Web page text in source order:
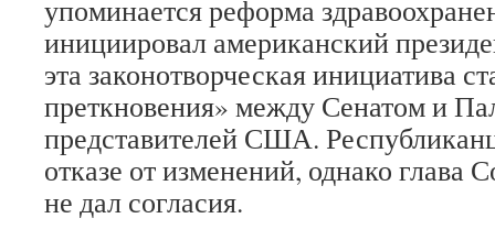
упоминается реформа
инициировал американский
эта законотворческая инициатива
преткновения» между Сенатом и
представителей США.
отказе от изменений, однако глава
не дал согласия.